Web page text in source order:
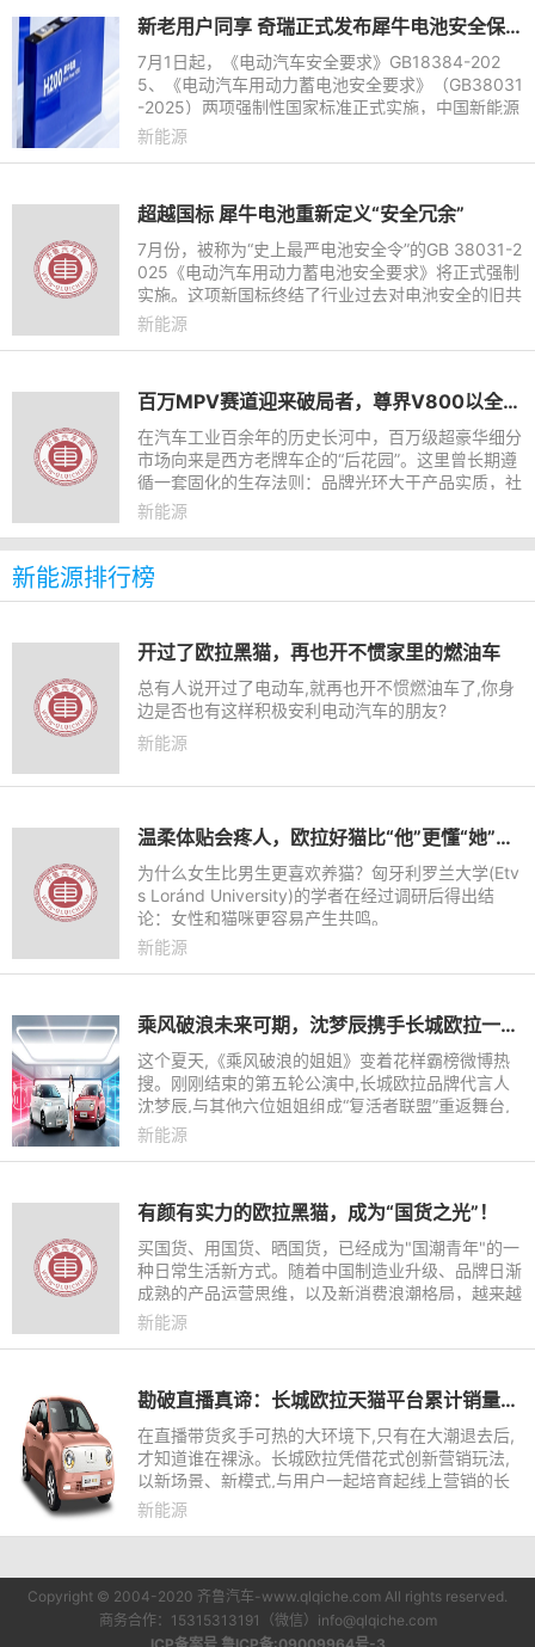
新老用户同享 奇瑞正式发布犀牛电池安全保障计划
7月1日起，《电动汽车安全要求》GB18384-202
5、《电动汽车用动力蓄电池安全要求》（GB38031
-2025）两项强制性国家标准正式实施，中国新能源
汽车电池安全迎来“史上最严”政策新规。依托28年新
新能源
超越国标 犀牛电池重新定义“安全冗余”
7月份，被称为“史上最严电池安全令”的GB 38031-2
025《电动汽车用动力蓄电池安全要求》将正式强制
实施。这项新国标终结了行业过去对电池安全的旧共
识——从“热失控后争取5分钟逃生时间”，一步跃迁
新能源
百万MPV赛道迎来破局者，尊界V800以全栈实力重写MPV价值标尺
在汽车工业百余年的历史长河中，百万级超豪华细分
市场向来是西方老牌车企的“后花园”。这里曾长期遵
循一套固化的生存法则：品牌光环大于产品实质，社
交属性凌驾于技术迭代，“加价提车”甚至被默认为一
新能源
新能源排行榜
开过了欧拉黑猫，再也开不惯家里的燃油车
总有人说开过了电动车,就再也开不惯燃油车了,你身
边是否也有这样积极安利电动汽车的朋友?
新能源
温柔体贴会疼人，欧拉好猫比“他”更懂“她”的心
为什么女生比男生更喜欢养猫？匈牙利罗兰大学(Etv
s Loránd University)的学者在经过调研后得出结
论：女性和猫咪更容易产生共鸣。
新能源
乘风破浪未来可期，沈梦辰携手长城欧拉一路向前
这个夏天,《乘风破浪的姐姐》变着花样霸榜微博热
搜。刚刚结束的第五轮公演中,长城欧拉品牌代言人
沈梦辰,与其他六位姐姐组成“复活者联盟”重返舞台,
凭借着不服输、敢超越的精神,实现了逆袭归来的完
新能源
有颜有实力的欧拉黑猫，成为“国货之光”！
买国货、用国货、晒国货，已经成为"国潮青年"的一
种日常生活新方式。随着中国制造业升级、品牌日渐
成熟的产品运营思维，以及新消费浪潮格局，越来越
多的国货品牌在用全新的思维模式颠覆行业。
新能源
勘破直播真谛：长城欧拉天猫平台累计销量率先破万！
在直播带货炙手可热的大环境下,只有在大潮退去后,
才知道谁在裸泳。长城欧拉凭借花式创新营销玩法,
以新场景、新模式,与用户一起培育起线上营销的长
效共赢机制,给用户带来实际价值,打通了线上卖车“任
新能源
Copyright © 2004-2020 齐鲁汽车-www.qlqiche.com All rights reserved.
商务合作：15315313191（微信）info@qlqiche.com